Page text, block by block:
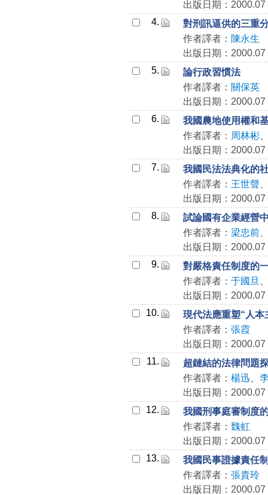
出版日期：2000.07
4.
對刑訊逼供的三重
作者譯者： 陳永生
出版日期：2000.07
5.
論行政習慣法
作者譯者： 關保英
出版日期：2000.07
6.
我國農地使用權和
作者譯者： 周林彬
出版日期：2000.07
7.
我國民法法典化的
作者譯者： 王世聲
出版日期：2000.07
8.
試論國有企業經營
作者譯者： 梁忠前
出版日期：2000.07
9.
對嚴格責任制度的
作者譯者： 于國旦
出版日期：2000.07
10.
現代法應重塑“人本
作者譯者： 張霞
出版日期：2000.07
11.
超鏈結的法律問題
作者譯者： 楊迅
出版日期：2000.07
12.
我國刑事庭審制度
作者譯者： 魏虹
出版日期：2000.07
13.
我國民事證據責任
作者譯者： 張貴玲
出版日期：2000.07